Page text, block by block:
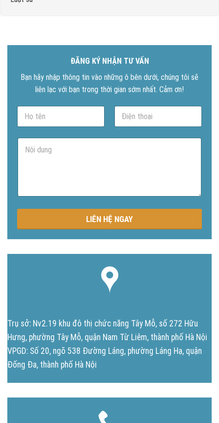
ĐĂNG KÝ NHẬN TƯ VẤN
Bạn hãy nhập thông tin vào những ô bên dưới, chúng tôi sẽ
liên lạc với bạn trong thời gian sớm nhất. Cảm ơn!
N
m
e
P
o
n
N
g
LIÊN HỆ NGAY
Trụ sở: Nv2.19 khu đô thị chức năng Tây Mỗ, số 272 Hữu
Hưng, phường Tây Mỗ, quận Nam Từ Liêm, thành phố Hà Nội
VPGD: Số 20, ngõ 538 Đường Láng, phường Láng Hạ, quận
Đống Đa, thành phố Hà Nội